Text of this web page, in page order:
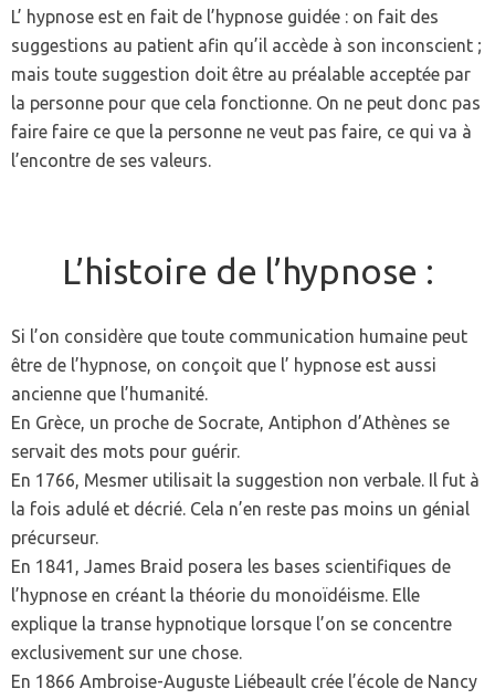
L’ hypnose est en fait de l’hypnose guidée : on fait des
suggestions au patient afin qu’il accède à son inconscient ;
mais toute suggestion doit être au préalable acceptée par
la personne pour que cela fonctionne. On ne peut donc pas
faire faire ce que la personne ne veut pas faire, ce qui va à
l’encontre de ses valeurs.
L’histoire de l’hypnose :
Si l’on considère que toute communication humaine peut
être de l’hypnose, on conçoit que l’ hypnose est aussi
ancienne que l’humanité.
En Grèce, un proche de Socrate, Antiphon d’Athènes se
servait des mots pour guérir.
En 1766, Mesmer utilisait la suggestion non verbale. Il fut à
la fois adulé et décrié. Cela n’en reste pas moins un génial
précurseur.
En 1841, James Braid posera les bases scientifiques de
l’hypnose en créant la théorie du monoïdéisme. Elle
explique la transe hypnotique lorsque l’on se concentre
exclusivement sur une chose.
En 1866 Ambroise-Auguste Liébeault crée l’école de Nancy